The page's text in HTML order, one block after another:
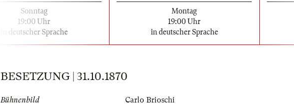
Sonntag
19:00 Uhr
in deutscher Sprache
Montag
19:00 Uhr
in deutscher Sprache
BESETZUNG | 31.10.1870
Bühnenbild
Carlo Brioschi